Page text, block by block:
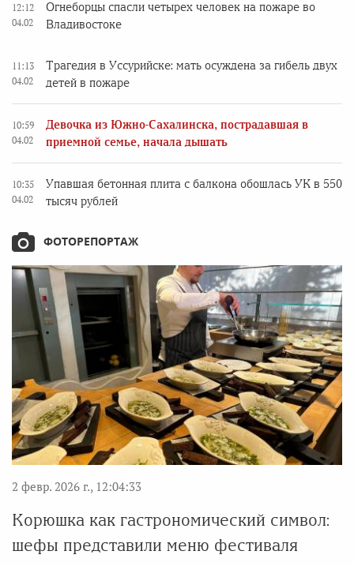
12:12
04.02
Огнеборцы спасли четырех человек на пожаре во
Владивостоке
11:13
04.02
Трагедия в Уссурийске: мать осуждена за гибель двух
детей в пожаре
10:59
04.02
Девочка из Южно-Сахалинска, пострадавшая в
приемной семье, начала дышать
10:35
04.02
Упавшая бетонная плита с балкона обошлась УК в 550
тысяч рублей
ФОТОРЕПОРТАЖ
2 февр. 2026 г., 12:04:33
Корюшка как гастрономический символ:
шефы представили меню фестиваля